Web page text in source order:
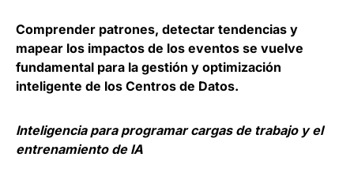
Comprender patrones, detectar tendencias y
mapear los impactos de los eventos se vuelve
fundamental para la gestión y optimización
inteligente de los Centros de Datos.
Inteligencia para programar cargas de trabajo y el
entrenamiento de IA